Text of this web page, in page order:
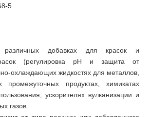
5
различных добавках для красок и
(регулировка pH и защита от
охлаждающих жидкостях для металлов,
промежуточных продуктах, химикатах
ускорителях вулканизации и
газов.